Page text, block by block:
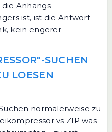
Anhangs-
ist, ist die Antwort
kein engerer
SUCHEN
LOESEN
normalerweise zu
vs ZIP was